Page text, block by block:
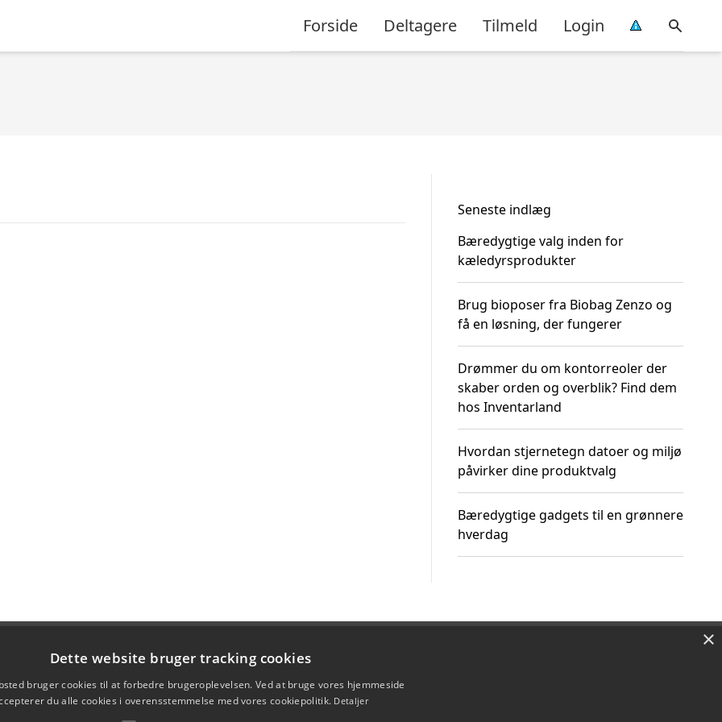
Forside Deltagere Tilmeld Login
Seneste indlæg
Bæredygtige valg inden for
kæledyrsprodukter
Brug bioposer fra Biobag Zenzo og
få en løsning, der fungerer
Drømmer du om kontorreoler der
skaber orden og overblik? Find dem
hos Inventarland
Hvordan stjernetegn datoer og miljø
påvirker dine produktvalg
Bæredygtige gadgets til en grønnere
hverdag
×
Dette website bruger tracking cookies
bruger cookies til at forbedre brugeroplevelsen. Ved at bruge vores hjemmeside
du alle cookies i overensstemmelse med vores cookiepolitik. Detaljer